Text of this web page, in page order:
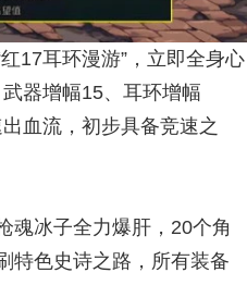
17耳环漫游”，立即全身心
器增幅15、耳环增幅
血流，初步具备竞速之
魂冰子全力爆肝，20个角
特色史诗之路，所有装备